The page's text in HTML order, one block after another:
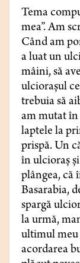
Tema
mea”. Am
Când am
a luat un
mâini, să
ulcioraşul
trebuia să
am mutat în
laptele la
prispă. Un
în ulcioraş
plângea, că
Basarabia,
spargă
la urmă,
ultimul meu
acordarea